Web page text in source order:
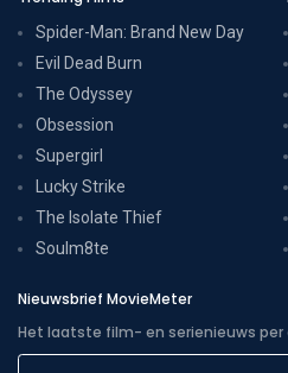
Spider-Man: Brand New Day
Evil Dead Burn
The Odyssey
Obsession
Supergirl
Lucky Strike
The Isolate Thief
Soulm8te
Nieuwsbrief MovieMeter
Het laatste film- en serienieuws